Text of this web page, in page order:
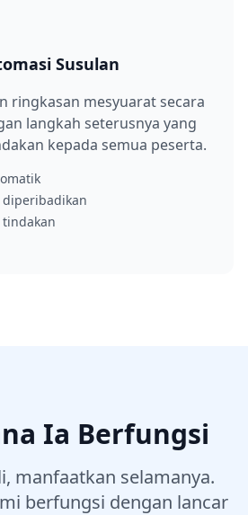
Susulan
ringkasan mesyuarat secara
langkah seterusnya yang
kepada semua peserta.
diperibadikan
Ia Berfungsi
manfaatkan selamanya.
berfungsi dengan lancar